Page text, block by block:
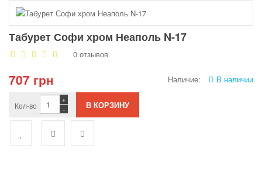
Табурет Софи хром Неаполь N-17
0 отзывов
707 грн Наличие: В наличии
Кол-во -
+